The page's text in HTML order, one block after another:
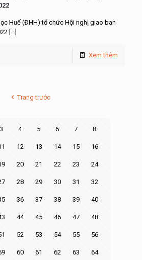
Huế (ĐHH) tổ chức Hội nghị giao ban
[…]
Xem thêm
Trang trước
3 4 5 6 7 8
12 13 14 15 16
20 21 22 23 24
28 29 30 31 32
36 37 38 39 40
44 45 46 47 48
52 53 54 55 56
60 61 62 63 64